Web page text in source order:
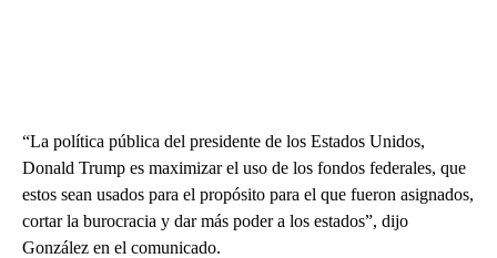
“La política pública del presidente de los Estados Unidos,
Donald Trump es maximizar el uso de los fondos federales, que
estos sean usados para el propósito para el que fueron asignados,
cortar la burocracia y dar más poder a los estados”, dijo
González en el comunicado.